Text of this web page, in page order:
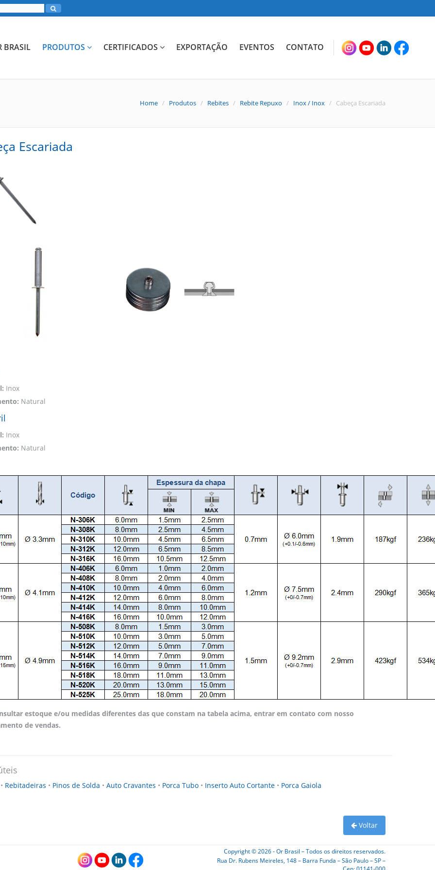
BRASIL PRODUTOS CERTIFICADOS EXPORTAÇÃO EVENTOS CONTATO
Home / Produtos / Rebites / Rebite Repuxo / Inox / Inox / Cabeça Escariada
Escariada
Inox
Natural
Inox
Natural
estoque e/ou medidas diferentes das que constam na tabela acima, entrar em contato com nosso
de vendas.
• Rebitadeiras • Pinos de Solda • Auto Cravantes • Porca Tubo • Inserto Auto Cortante • Porca Gaiola
Voltar
Copyright © 2026 - Or Brasil – Todos os direitos reservados.
Rua Dr. Rubens Meireles, 148 – Barra Funda – São Paulo – SP –